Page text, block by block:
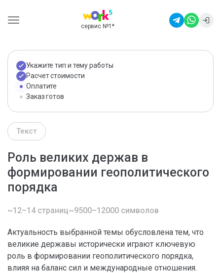
сервис №1 *
Укажите тип и тему работы
Расчет стоимости
Оплатите
Заказ готов
Текст
Роль великих держав в
формировании геополитического
порядка
~12–14 страниц~9500–12000 символов
Актуальность выбранной темы обусловлена тем, что
великие державы исторически играют ключевую
роль в формировании геополитического порядка,
влияя на баланс сил и международные отношения.